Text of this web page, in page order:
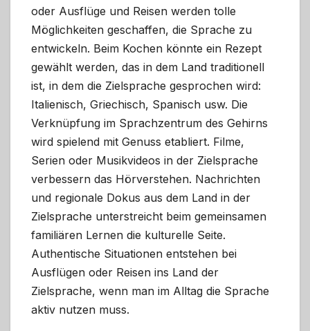
oder Ausflüge und Reisen werden tolle
Möglichkeiten geschaffen, die Sprache zu
entwickeln. Beim Kochen könnte ein Rezept
gewählt werden, das in dem Land traditionell
ist, in dem die Zielsprache gesprochen wird:
Italienisch, Griechisch, Spanisch usw. Die
Verknüpfung im Sprachzentrum des Gehirns
wird spielend mit Genuss etabliert. Filme,
Serien oder Musikvideos in der Zielsprache
verbessern das Hörverstehen. Nachrichten
und regionale Dokus aus dem Land in der
Zielsprache unterstreicht beim gemeinsamen
familiären Lernen die kulturelle Seite.
Authentische Situationen entstehen bei
Ausflügen oder Reisen ins Land der
Zielsprache, wenn man im Alltag die Sprache
aktiv nutzen muss.